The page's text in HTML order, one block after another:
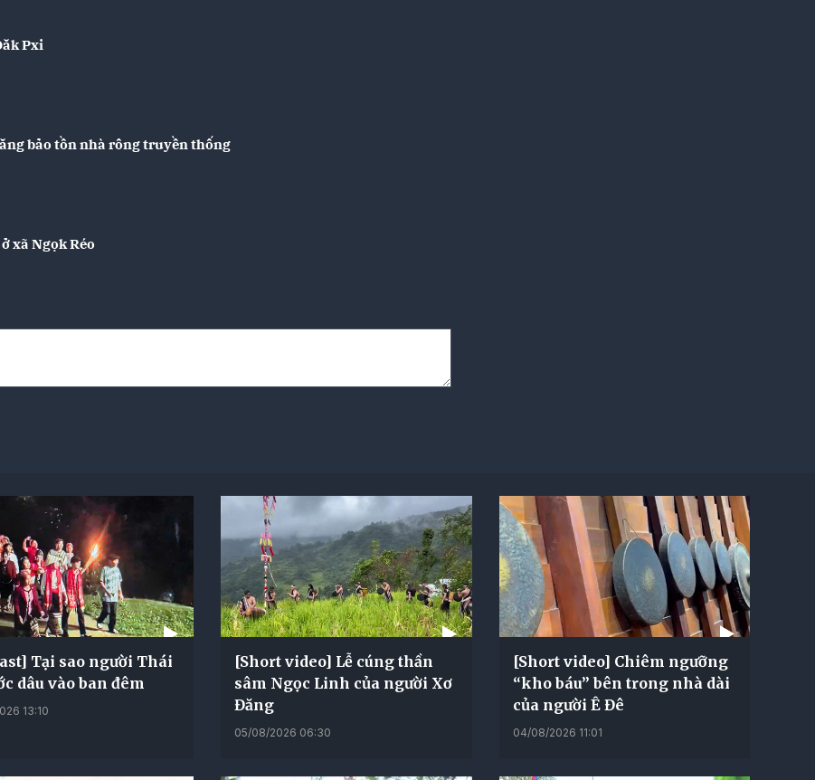
Pxi
bảo tồn nhà rông truyền thống
xã Ngọk Réo
Tại sao người Thái
dâu vào ban đêm
13:10
[Short video] Lễ cúng thần
sâm Ngọc Linh của người Xơ
Đăng
05/08/2026 06:30
[Short video] Chiêm ngưỡng
“kho báu” bên trong nhà dài
của người Ê Đê
04/08/2026 11:01